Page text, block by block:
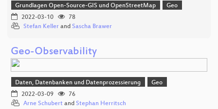
Grundlagen Open-Source-GIS und OpenStreetMap
Geo
2022-03-10
78
Stefan Keller and Sascha Brawer
Geo-Observability
Daten, Datenbanken und Datenprozessierung
Geo
2022-03-09
76
Arne Schubert and Stephan Herritsch